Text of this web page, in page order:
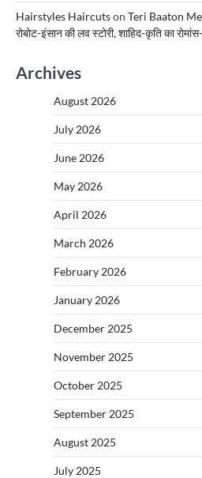
Hairstyles Haircutson Teri Baaton
रोबोट-इंसान की लव स्टोरी, शाहिद-कृति का
Archives
August 2026
July 2026
June 2026
May 2026
April 2026
March 2026
February 2026
January 2026
December 2025
November 2025
October 2025
September 2025
August 2025
July 2025